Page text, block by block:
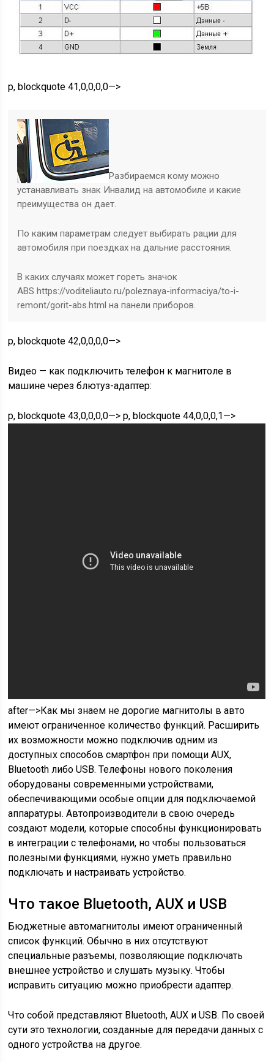
p, blockquote 41,0,0,0,0—>
Разбираемся кому можно
устанавливать знак Инвалид на автомобиле и какие
преимущества он дает.
По каким параметрам следует выбирать рации для
автомобиля при поездках на дальние расстояния.
В каких случаях может гореть значок
ABS https://voditeliauto.ru/poleznaya-informaciya/to-i-
remont/gorit-abs.html на панели приборов.
p, blockquote 42,0,0,0,0—>
Видео — как подключить телефон к магнитоле в
машине через блютуз-адаптер:
p, blockquote 43,0,0,0,0—> p, blockquote 44,0,0,0,1—>
after—>Как мы знаем не дорогие магнитолы в авто
имеют ограниченное количество функций. Расширить
их возможности можно подключив одним из
доступных способов смартфон при помощи AUX,
Bluetooth либо USB. Телефоны нового поколения
оборудованы современными устройствами,
обеспечивающими особые опции для подключаемой
аппаратуры. Автопроизводители в свою очередь
создают модели, которые способны функционировать
в интеграции с телефонами, но чтобы пользоваться
полезными функциями, нужно уметь правильно
подключать и настраивать устройство.
Что такое Bluetooth, AUX и USB
Бюджетные автомагнитолы имеют ограниченный
список функций. Обычно в них отсутствуют
специальные разъемы, позволяющие подключать
внешнее устройство и слушать музыку. Чтобы
исправить ситуацию можно приобрести адаптер.
Что собой представляют Bluetooth, AUX и USB. По своей
сути это технологии, созданные для передачи данных с
одного устройства на другое.